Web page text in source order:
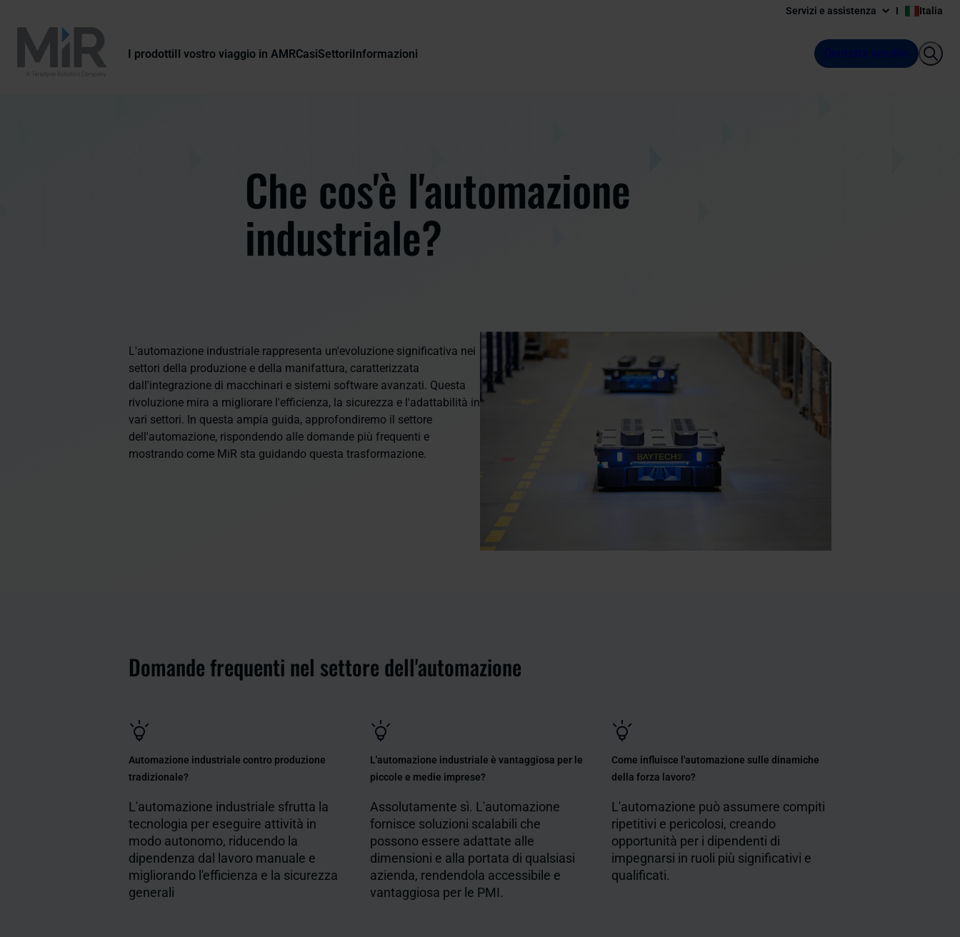
Servizi e assistenza Italia
I prodottiIl vostro viaggio in AMRCasiSettoriInformazioni Contatta vendite
Che cos'è l'automazione
industriale?
L'automazione industriale rappresenta un'evoluzione significativa nei
settori della produzione e della manifattura, caratterizzata
dall'integrazione di macchinari e sistemi software avanzati. Questa
rivoluzione mira a migliorare l'efficienza, la sicurezza e l'adattabilità in
vari settori. In questa ampia guida, approfondiremo il settore
dell'automazione, rispondendo alle domande più frequenti e
mostrando come MiR sta guidando questa trasformazione.
Domande frequenti nel settore dell'automazione
Automazione industriale contro produzione
tradizionale?
L'automazione industriale sfrutta la
tecnologia per eseguire attività in
modo autonomo, riducendo la
dipendenza dal lavoro manuale e
migliorando l'efficienza e la sicurezza
generali
L'automazione industriale è vantaggiosa per le
piccole e medie imprese?
Assolutamente sì. L'automazione
fornisce soluzioni scalabili che
possono essere adattate alle
dimensioni e alla portata di qualsiasi
azienda, rendendola accessibile e
vantaggiosa per le PMI.
Come influisce l'automazione sulle dinamiche
della forza lavoro?
L'automazione può assumere compiti
ripetitivi e pericolosi, creando
opportunità per i dipendenti di
impegnarsi in ruoli più significativi e
qualificati.